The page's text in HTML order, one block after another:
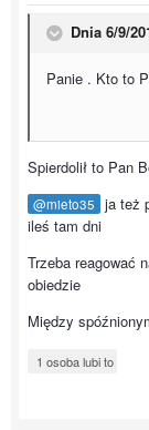
Dnia 6/9/
Panie . Kto to
Spierdolił to Pan
@mieto35
ja też
ileś tam dni
Trzeba reagować
obiedzie
Między
1 osoba lubi to